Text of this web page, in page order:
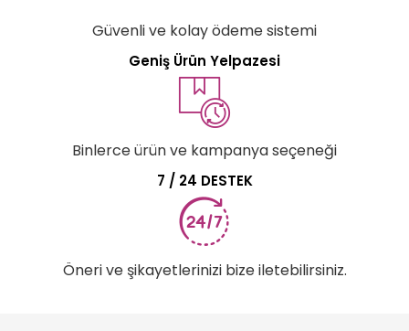
Güvenli ve kolay ödeme sistemi
Geniş Ürün Yelpazesi
Binlerce ürün ve kampanya seçeneği
7 / 24 DESTEK
Öneri ve şikayetlerinizi bize iletebilirsiniz.